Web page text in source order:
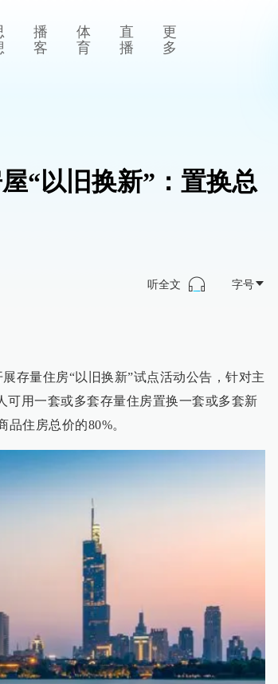
播
客
体
育
直
播
更
多
“以旧换新”：置换总
听全文 字号
存量住房“以旧换新”试点活动公告，针对主
可用一套或多套存量住房置换一套或多套新
住房总价的80%。